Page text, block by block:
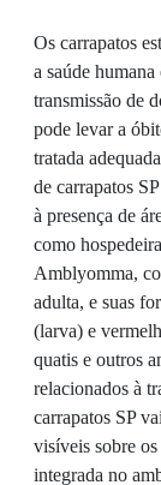
Os carrapatos
a saúde
transmissão de
pode levar a
tratada
de carrapatos
à presença de
como
Amblyomma,
adulta, e suas
(larva) e
quatis e outros
relacionados à
carrapatos SP
visíveis sobre
integrada no